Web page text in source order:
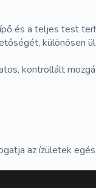
és a teljes test
különösen
kontrollált
az ízületek